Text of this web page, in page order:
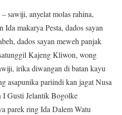
sawiji, anyelat molas rahina,
makarya Pesta, dados sayan
dados sayan meweh panjak
Kajeng Kliwon, wong
irika diwangan di batan kayu
asapunika pariindi kan jagat Nusa
I Gusti Jelantik Bogolke
parek ring Ida Dalem Watu